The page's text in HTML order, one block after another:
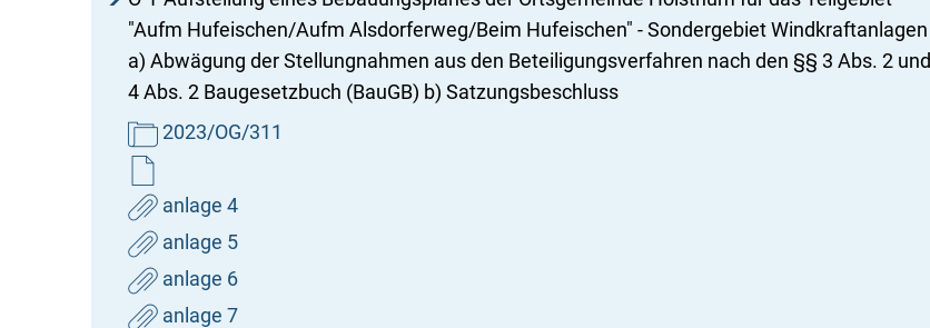
"Aufm Hufeischen/Aufm Alsdorferweg/Beim Hufeischen" - Sondergebiet Windkraftanlagen
a) Abwägung der Stellungnahmen aus den Beteiligungsverfahren nach den §§ 3 Abs. 2 und
4 Abs. 2 Baugesetzbuch (BauGB) b) Satzungsbeschluss
2023/OG/311
anlage 4
anlage 5
anlage 6
anlage 7